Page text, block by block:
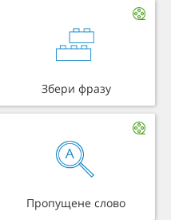
Збери фразу
Пропущене слово